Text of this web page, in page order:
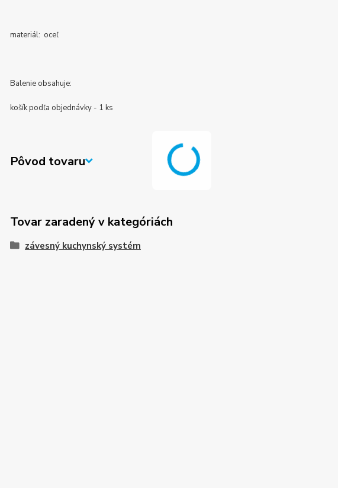
materiál: oceľ
Balenie obsahuje:
košík podľa objednávky - 1 ks
Pôvod tovaru
Tovar zaradený v kategóriách
závesný kuchynský systém